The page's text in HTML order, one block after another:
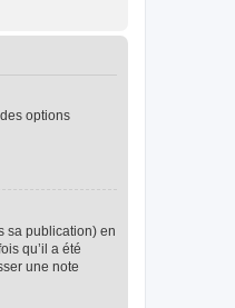
options
sa publication) en
qu’il a été
une note